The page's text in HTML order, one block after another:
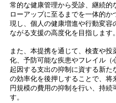
常的な健康管理から受診、継続的
ローアップに至るまでを一体的
現し、個人の健康増進や行動変容
ながる支援の高度化を目指します。
また、本提携を通じて、検査や
化、予防可能な疾患やフレイル（
起因する支出の抑制に資する新
の効率化を後押しすることで、
円規模の費用の抑制を行い、持続
す。